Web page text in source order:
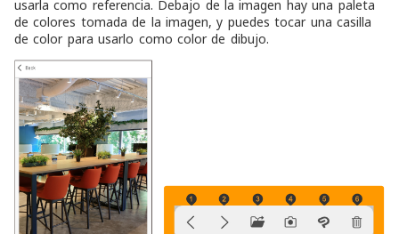
usarla como referencia. Debajo de la imagen hay una paleta
de colores tomada de la imagen, y puedes tocar una casilla
de color para usarlo como color de dibujo.